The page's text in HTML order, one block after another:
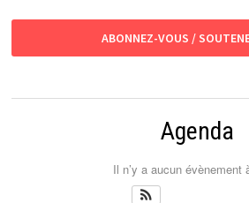
ABONNEZ-VOUS /
Agenda
Il n’y a aucun évènement